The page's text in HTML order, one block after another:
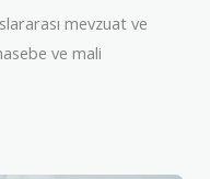
mevzuat ve
ve mali